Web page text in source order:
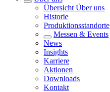
Übersicht Über uns
Historie
Produktionsstandorte
Messen & Events
News
Insights
Karriere
Aktionen
Downloads
Kontakt